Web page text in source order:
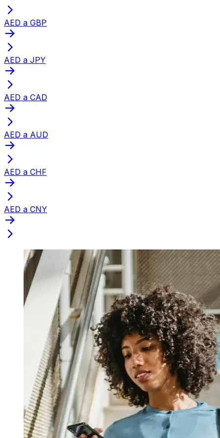
AED a GBP
AED a JPY
AED a CAD
AED a AUD
AED a CHF
AED a CNY